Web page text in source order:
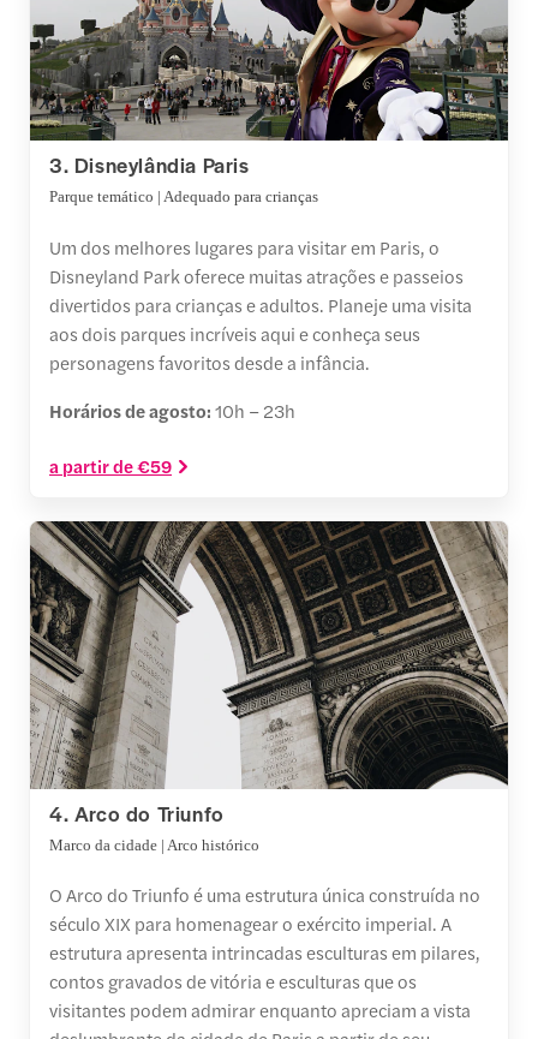
3. Disneylândia Paris
Parque temático | Adequado para crianças
Um dos melhores lugares para visitar em Paris, o
Disneyland Park oferece muitas atrações e passeios
divertidos para crianças e adultos. Planeje uma visita
aos dois parques incríveis aqui e conheça seus
personagens favoritos desde a infância.
Horários de agosto:10h – 23h
a partir de €59
4. Arco do Triunfo
Marco da cidade | Arco histórico
O Arco do Triunfo é uma estrutura única construída no
século XIX para homenagear o exército imperial. A
estrutura apresenta intrincadas esculturas em pilares,
contos gravados de vitória e esculturas que os
visitantes podem admirar enquanto apreciam a vista